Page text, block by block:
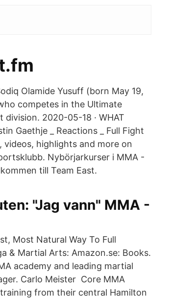
Olamide Yusuff (born May 19,
competes in the Ultimate
2020-05-18 · WHAT
Gaethje _ Reactions _ Full Fight
videos, highlights and more on
Nybörjarkurser i MMA -
till Team East.
"Jag vann" MMA -
Most Natural Way To Full
& Martial Arts: Amazon.se: Books.
academy and leading martial
Carlo Meister Core MMA
from their central Hamilton